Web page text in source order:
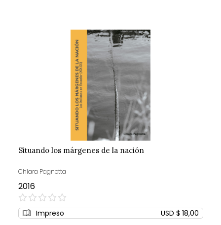
Situando los márgenes de la nación
Chiara Pagnotta
2016
0%
Impreso USD $ 18,00